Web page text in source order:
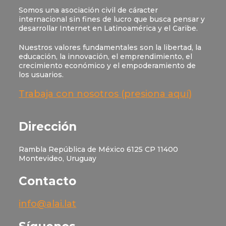
Somos una asociación civil de cáracter
internacional sin fines de lucro que busca pensar y
desarrollar Internet en Latinoamérica y el Caribe.
Nuestros valores fundamentales son la libertad, la
educación, la innovación, el emprendimiento, el
crecimiento económico y el empoderamiento de
los usuarios.
Trabaja con nosotros (presiona aquí)
Dirección
Rambla República de México 6125 CP 11400
Montevideo, Uruguay
Contacto
info@alai.lat